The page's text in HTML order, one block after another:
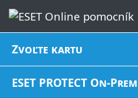
Zvoľte kartu
ESET PROTECT On-